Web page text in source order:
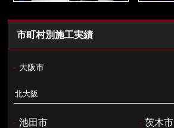
市町村別施工実績
- 大阪市
北大阪
- 池田市 - 茨木市